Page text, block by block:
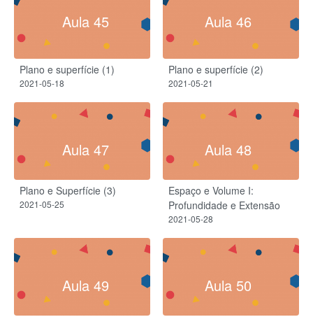
Aula 45
Plano e superfície (1)
2021-05-18
Aula 46
Plano e superfície (2)
2021-05-21
Aula 47
Plano e Superfície (3)
2021-05-25
Aula 48
Espaço e Volume I:
Profundidade e Extensão
2021-05-28
Aula 49 Aula 50